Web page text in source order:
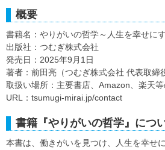
概要
書籍名：やりがいの哲学～人生を幸せに
出版社：つむぎ株式会社
発売日：2025年9月1日
著者：前田亮（つむぎ株式会社 代表取締
取扱い場所：主要書店、Amazon、楽天
URL：tsumugi-mirai.jp/contact
書籍『やりがいの哲学』につ
本書は、働きがいを見つけ、人生を幸せ